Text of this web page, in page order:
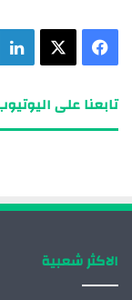
تابعنا على
الاكثر شعبية